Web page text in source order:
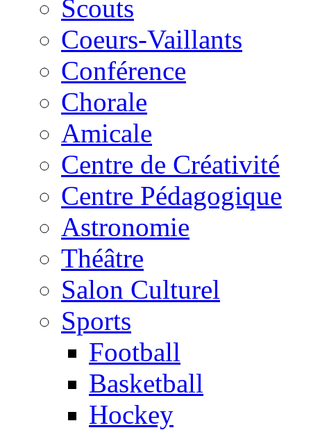
Scouts
Coeurs-Vaillants
Conférence
Chorale
Amicale
Centre de Créativité
Centre Pédagogique
Astronomie
Théâtre
Salon Culturel
Sports
Football
Basketball
Hockey